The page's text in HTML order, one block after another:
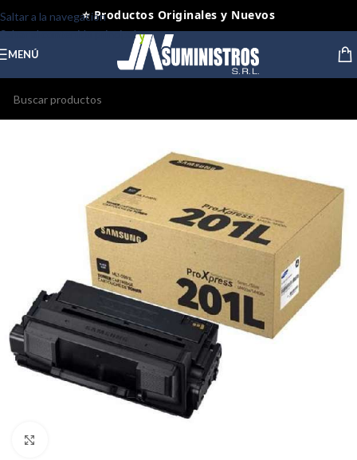
Saltar a la navegación
Saltar al contenido principal
⭐ Productos Originales y Nuevos
MENÚ